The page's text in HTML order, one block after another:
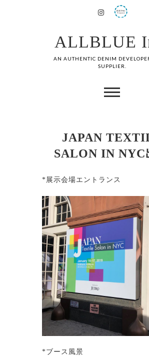
ALLBLUE
AN AUTHENTIC DENIM
SUPPLIER.
JAPAN
SALON IN NYC
*展示会場エントランス
*ブース風景